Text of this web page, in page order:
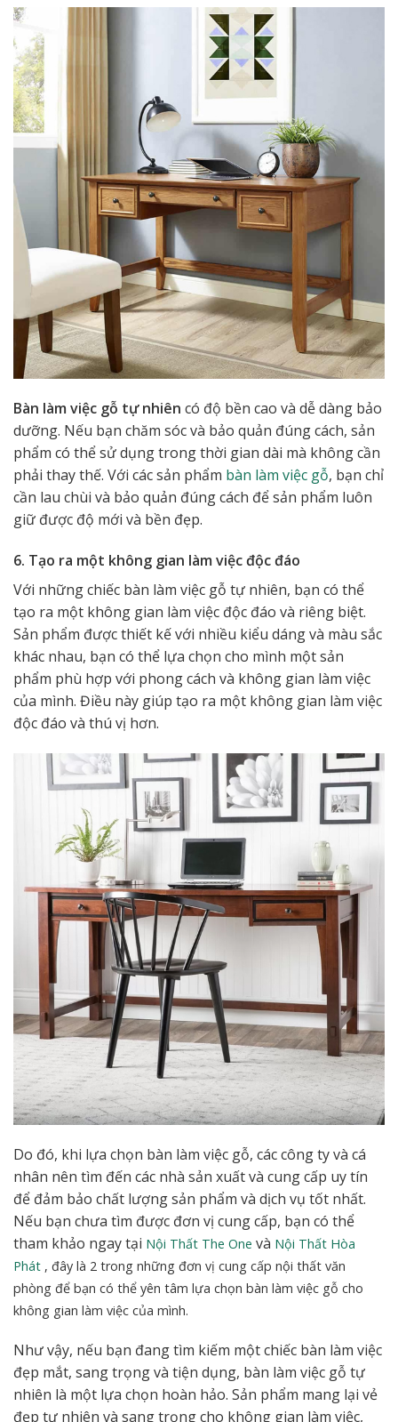
Bàn làm việc gỗ tự nhiên có độ bền cao và dễ dàng bảo
dưỡng. Nếu bạn chăm sóc và bảo quản đúng cách, sản
phẩm có thể sử dụng trong thời gian dài mà không cần
phải thay thế. Với các sản phẩm bàn làm việc gỗ, bạn chỉ
cần lau chùi và bảo quản đúng cách để sản phẩm luôn
giữ được độ mới và bền đẹp.
6. Tạo ra một không gian làm việc độc đáo
Với những chiếc bàn làm việc gỗ tự nhiên, bạn có thể
tạo ra một không gian làm việc độc đáo và riêng biệt.
Sản phẩm được thiết kế với nhiều kiểu dáng và màu sắc
khác nhau, bạn có thể lựa chọn cho mình một sản
phẩm phù hợp với phong cách và không gian làm việc
của mình. Điều này giúp tạo ra một không gian làm việc
độc đáo và thú vị hơn.
Do đó, khi lựa chọn bàn làm việc gỗ, các công ty và cá
nhân nên tìm đến các nhà sản xuất và cung cấp uy tín
để đảm bảo chất lượng sản phẩm và dịch vụ tốt nhất.
Nếu bạn chưa tìm được đơn vị cung cấp, bạn có thể
tham khảo ngay tại Nội Thất The One và Nội Thất Hòa
Phát , đây là 2 trong những đơn vị cung cấp nội thất văn
phòng để bạn có thể yên tâm lựa chọn bàn làm việc gỗ cho
không gian làm việc của mình.
Như vậy, nếu bạn đang tìm kiếm một chiếc bàn làm việc
đẹp mắt, sang trọng và tiện dụng, bàn làm việc gỗ tự
nhiên là một lựa chọn hoàn hảo. Sản phẩm mang lại vẻ
đẹp tự nhiên và sang trọng cho không gian làm việc,